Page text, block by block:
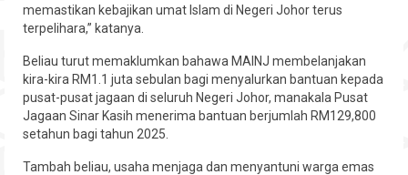
memastikan kebajikan umat Islam di Negeri Johor terus
terpelihara,” katanya.
Beliau turut memaklumkan bahawa MAINJ membelanjakan
kira-kira RM1.1 juta sebulan bagi menyalurkan bantuan kepada
pusat-pusat jagaan di seluruh Negeri Johor, manakala Pusat
Jagaan Sinar Kasih menerima bantuan berjumlah RM129,800
setahun bagi tahun 2025.
Tambah beliau, usaha menjaga dan menyantuni warga emas